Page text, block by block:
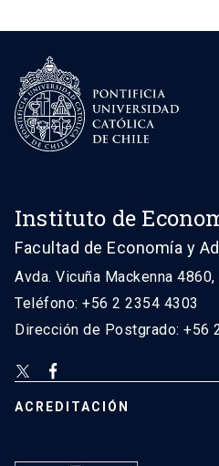
Instituto de
Facultad de Economía y
Avda. Vicuña Mackenna
Teléfono: +56 2 2354 4303
Dirección de Postgrado: +56
ACREDITACIÓN